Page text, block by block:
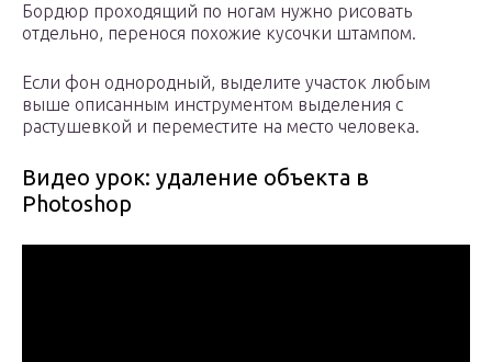
Бордюр проходящий по ногам нужно рисовать
отдельно, перенося похожие кусочки штампом.
Если фон однородный, выделите участок любым
выше описанным инструментом выделения с
растушевкой и переместите на место человека.
Видео урок: удаление объекта в
Photoshop